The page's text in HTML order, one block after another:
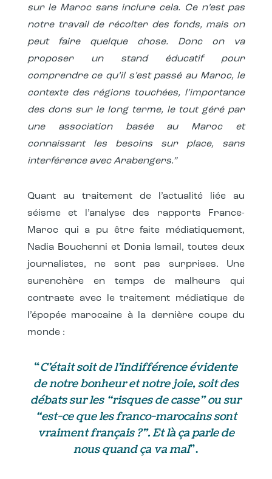
sur le Maroc sans inclure cela. Ce n’est pas
notre travail de récolter des fonds, mais on
peut faire quelque chose. Donc on va
proposer un stand éducatif pour
comprendre ce qu’il s’est passé au Maroc, le
contexte des régions touchées, l’importance
des dons sur le long terme, le tout géré par
une association basée au Maroc et
connaissant les besoins sur place, sans
interférence avec Arabengers.”
Quant au traitement de l’actualité liée au
séisme et l’analyse des rapports France-
Maroc qui a pu être faite médiatiquement,
Nadia Bouchenni et Donia Ismail, toutes deux
journalistes, ne sont pas surprises. Une
surenchère en temps de malheurs qui
contraste avec le traitement médiatique de
l’épopée marocaine à la dernière coupe du
monde :
“C’était soit de l’indifférence évidente
de notre bonheur et notre joie, soit des
débats sur les “risques de casse” ou sur
“est-ce que les franco-marocains sont
vraiment français ?”. Et là ça parle de
nous quand ça va mal”.